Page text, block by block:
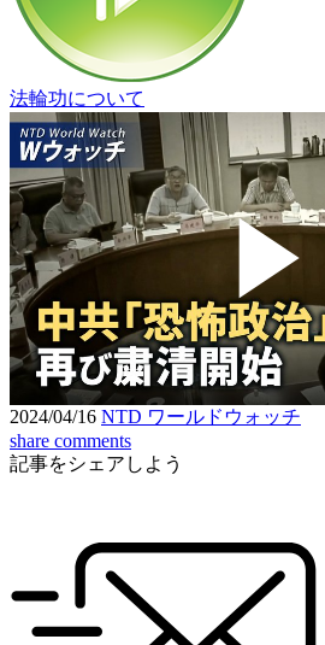
法輪功について
Play
Video
2024/04/16 NTD ワールドウォッチ
share comments
記事をシェアしよう